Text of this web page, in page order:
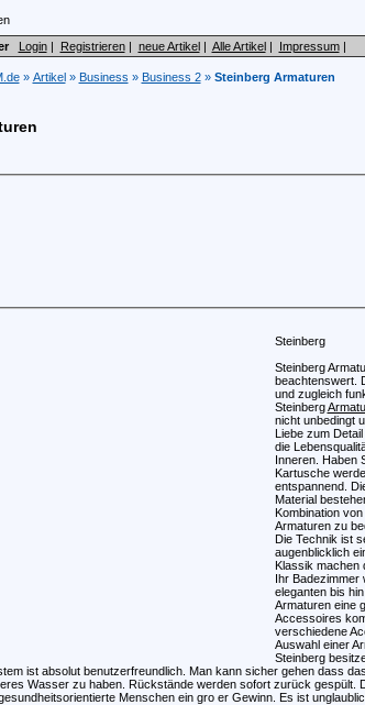
Login| Registrieren| neue Artikel| Alle Artikel| Impressum|
» Artikel» Business » Business 2» Steinberg Armaturen
Steinberg
Steinberg
beachtenswert.
und zugleich
Steinberg
nicht unbedingt
Liebe zum
die
Inneren. Haben
Kartusche
entspannend.
Material
Kombination
Armaturen zu
Die Technik ist
augenblicklich
Klassik machen
Ihr Badezimmer
eleganten bis
Armaturen eine
Accessoires
verschiedene
Auswahl einer
Steinberg
ist absolut benutzerfreundlich. Man kann sicher gehen dass
Wasser zu haben. Rückstände werden sofort zurück
Menschen ein gro er Gewinn. Es ist